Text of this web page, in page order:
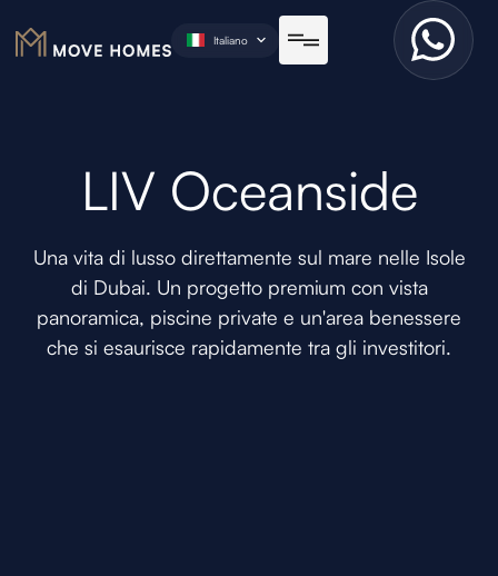
Italiano
LIV Oceanside
Una vita di lusso direttamente sul mare nelle Isole
di Dubai. Un progetto premium con vista
panoramica, piscine private e un'area benessere
che si esaurisce rapidamente tra gli investitori.